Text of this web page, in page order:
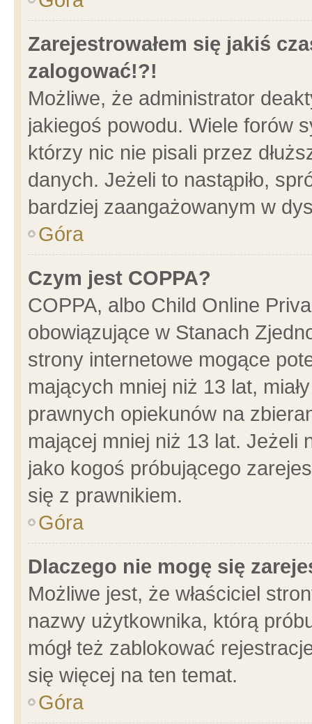
Zarejestrowałem się jakiś
zalogować!?!
Możliwe, że administrator
jakiegoś powodu. Wiele forów
którzy nic nie pisali przez
danych. Jeżeli to nastąpiło,
bardziej zaangażowanym w
Góra
Czym jest COPPA?
COPPA, albo Child Online
obowiązujące w Stanach
strony internetowe mogące
mających mniej niż 13 lat,
prawnych opiekunów na
mającej mniej niż 13 lat. Jeżeli
jako kogoś próbującego
się z prawnikiem.
Góra
Dlaczego nie mogę się
Możliwe jest, że właściciel
nazwy użytkownika, którą
mógł też zablokować
się więcej na ten temat.
Góra